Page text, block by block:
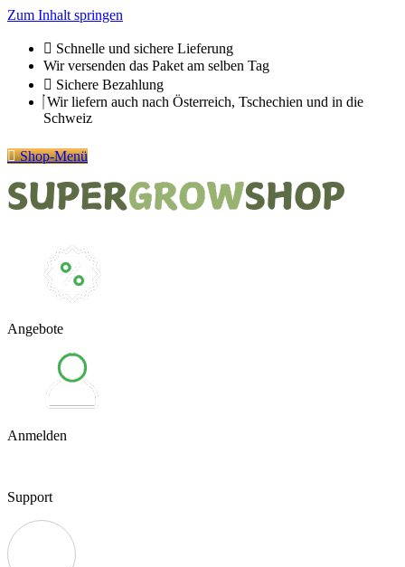
Zum Inhalt springen
Schnelle und sichere Lieferung
Wir versenden das Paket am selben Tag
Sichere Bezahlung
Wir liefern auch nach Österreich, Tschechien und in die
Schweiz
Shop-Menü
Angebote
Anmelden
Support